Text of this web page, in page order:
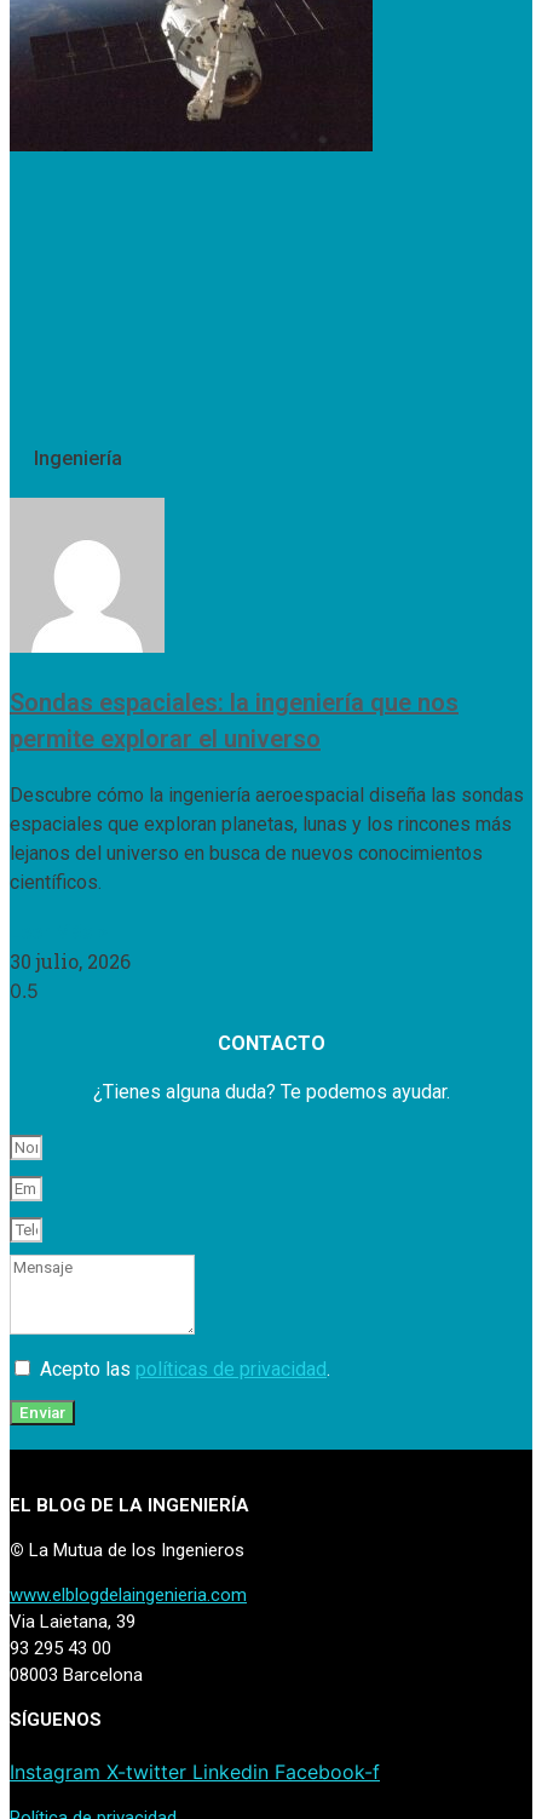
Ingeniería
Sondas espaciales: la ingeniería que nos
permite explorar el universo
Descubre cómo la ingeniería aeroespacial diseña las sondas
espaciales que exploran planetas, lunas y los rincones más
lejanos del universo en busca de nuevos conocimientos
científicos.
30 julio, 2026
CONTACTO
¿Tienes alguna duda? Te podemos ayudar.
Acepto las políticas de privacidad.
Enviar
EL BLOG DE LA INGENIERÍA
© La Mutua de los Ingenieros
www.elblogdelaingenieria.com
Via Laietana, 39
93 295 43 00
08003 Barcelona
SÍGUENOS
Instagram X-twitter Linkedin Facebook-f